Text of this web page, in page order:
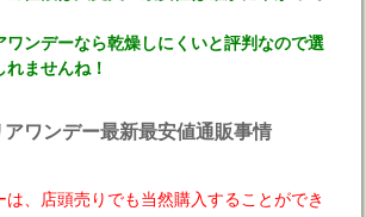
ワンデーなら乾燥しにくいと評判なので選
ませんね！
アワンデー最新最安値通販事情
は、店頭売りでも当然購入することができ